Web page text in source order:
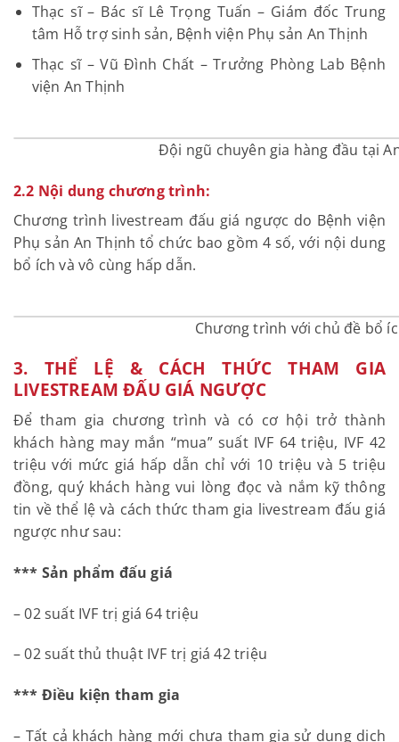
Thạc sĩ – Bác sĩ Lê Trọng Tuấn – Giám đốc Trung
tâm Hỗ trợ sinh sản, Bệnh viện Phụ sản An Thịnh
Thạc sĩ – Vũ Đình Chất – Trưởng Phòng Lab Bệnh
viện An Thịnh
Đội ngũ chuyên gia hàng đầu tại
2.2 Nội dung chương trình:
Chương trình livestream đấu giá ngược do Bệnh viện
Phụ sản An Thịnh tổ chức bao gồm 4 số, với nội dung
bổ ích và vô cùng hấp dẫn.
Chương trình với chủ đề bổ
3. THỂ LỆ & CÁCH THỨC THAM GIA
LIVESTREAM ĐẤU GIÁ NGƯỢC
Để tham gia chương trình và có cơ hội trở thành
khách hàng may mắn “mua” suất IVF 64 triệu, IVF 42
triệu với mức giá hấp dẫn chỉ với 10 triệu và 5 triệu
đồng, quý khách hàng vui lòng đọc và nắm kỹ thông
tin về thể lệ và cách thức tham gia livestream đấu giá
ngược như sau:
*** Sản phẩm đấu giá
– 02 suất IVF trị giá 64 triệu
– 02 suất thủ thuật IVF trị giá 42 triệu
*** Điều kiện tham gia
– Tất cả khách hàng mới chưa tham gia sử dụng dịch